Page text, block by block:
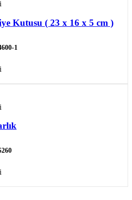
Kutusu ( 23 x 16 x 5 cm )
1